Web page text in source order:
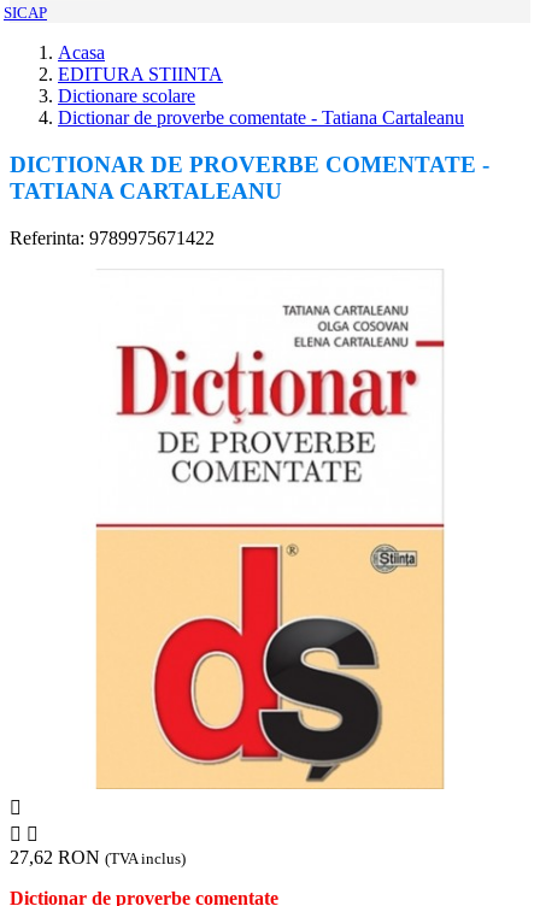
SICAP
Acasa
EDITURA STIINTA
Dictionare scolare
Dictionar de proverbe comentate - Tatiana Cartaleanu
DICTIONAR DE PROVERBE COMENTATE -
TATIANA CARTALEANU
Referinta: 9789975671422

 
27,62 RON (TVA inclus)
Dictionar de proverbe comentate